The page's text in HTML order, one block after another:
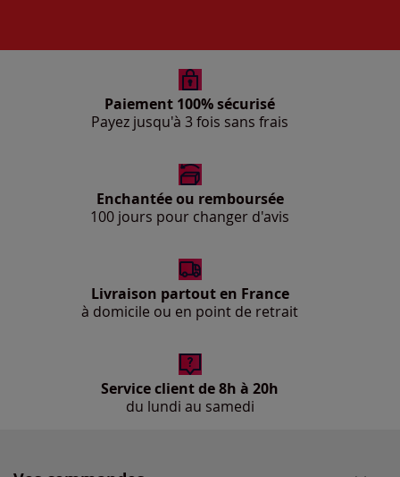
Paiement 100% sécurisé
Payez jusqu'à 3 fois sans frais
Enchantée ou remboursée
100 jours pour changer d'avis
Livraison partout en France
à domicile ou en point de retrait
Service client de 8h à 20h
du lundi au samedi